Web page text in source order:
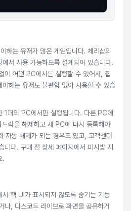
하는 유저가 많은 게임입니다. 체리샵의
서 사용 가능하도록 설계되어 있습니다.
이 어떤 PC에서든 실행할 수 있어서, 집
하는 유저도 불편함 없이 사용할 수 있습
1대의 PC에서만 실행됩니다. 다른 PC에
락을 해제하고 새 PC에 다시 등록해야
자동 해제가 되는 경우도 있고, 고객센터
니다. 구매 전 상세 페이지에서 피시방 지
.
서 핵 UI가 표시되지 않도록 숨기는 기능
나, 디스코드 라이브로 화면을 공유하거